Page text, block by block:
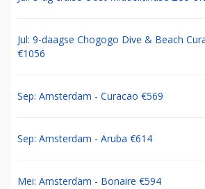
Jul: 9-daagse Chogogo Dive & Beach
€1056
Sep: Amsterdam - Curacao €569
Sep: Amsterdam - Aruba €614
Mei: Amsterdam - Bonaire €594